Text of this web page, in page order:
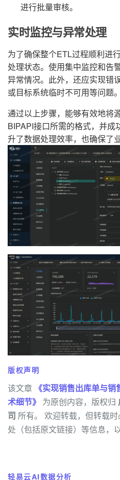
进行批量审核。
实时监控与异常处理
为了确保整个ETL过程顺利进
处理状态。使用集中监控和告
异常情况。此外，还应实现错
或目标系统临时不可用等问题。
通过以上步骤，能够有效地将
BIPAPI接口所需的格式，并成
升了数据处理效率，也确保了
版权声明
该文章 《实现销售出库单与
术细节》 为原创内容，版权归
司 所有。 欢迎转载，但转载
处（包括原文链接）等信息，
轻易云AI数据分析